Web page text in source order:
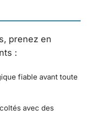
prenez en
:
fiable avant toute
avec des